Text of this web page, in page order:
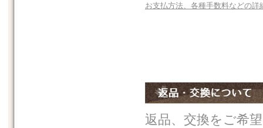
お支払方法、各種手数料などの詳
返品、交換をご希